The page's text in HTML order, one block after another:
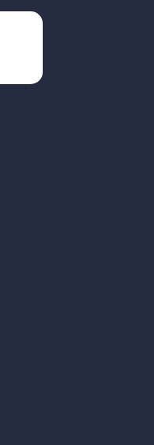
Dil Öğrenmenin
Gereken 10 Önemli